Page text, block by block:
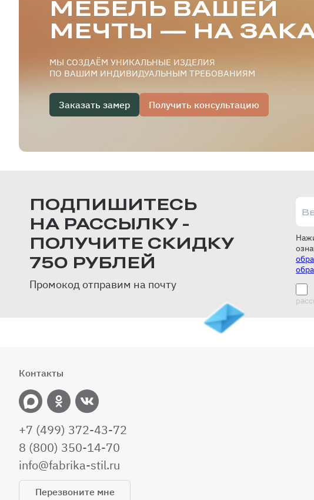
МЕБЕЛЬ ВАШЕЙ
МЕЧТЫ — НА
МЫ СОЗДАЁМ УНИКАЛЬНЫЕ ИЗДЕЛИЯ
ПО ВАШИМ ИНДИВИДУАЛЬНЫМ ТРЕБОВАНИЯМ
Заказать замер Получить консультацию
ПОДПИШИТЕСЬ
НА РАССЫЛКУ -
ПОЛУЧИТЕ СКИДКУ
750 РУБЛЕЙ
Промокод отправим на почту
Контакты
+7 (499) 372-43-72
8 (800) 350-14-70
info@fabrika-stil.ru
Перезвоните мне